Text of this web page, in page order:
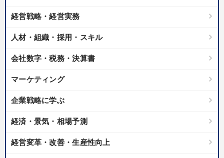
経営戦略・経営実務
人材・組織・採用・スキル
会社数字・税務・決算書
マーケティング
企業戦略に学ぶ
経済・景気・相場予測
経営変革・改善・生産性向上